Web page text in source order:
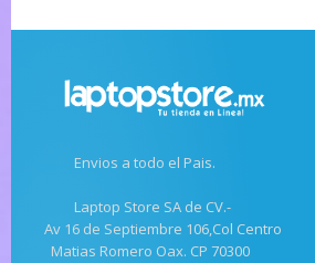
Envios a todo el Pais.
Laptop Store SA de CV.-
Av 16 de Septiembre 106,Col Centro
Matias Romero Oax. CP 70300